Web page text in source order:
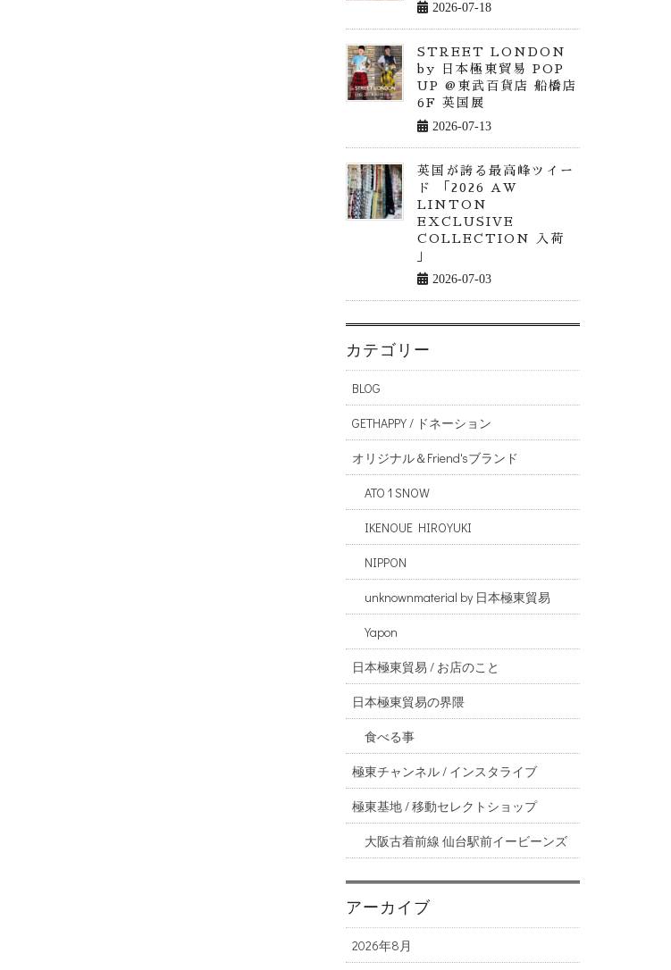
2026-07-18
STREET LONDON
by 日本極東貿易 POP
UP @東武百貨店 船橋店
6F 英国展
2026-07-13
英国が誇る最高峰ツイー
ド 「2026 AW
LINTON
EXCLUSIVE
COLLECTION 入荷
」
2026-07-03
カテゴリー
BLOG
GETHAPPY / ドネーション
オリジナル＆Friend'sブランド
ATO 1 SNOW
IKENOUE HIROYUKI
NIPPON
unknownmaterial by 日本極東貿易
Yapon
日本極東貿易 / お店のこと
日本極東貿易の界隈
食べる事
極東チャンネル / インスタライブ
極東基地 / 移動セレクトショップ
大阪古着前線 仙台駅前イービーンズ
アーカイブ
2026年8月